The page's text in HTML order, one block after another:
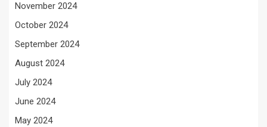
November 2024
October 2024
September 2024
August 2024
July 2024
June 2024
May 2024